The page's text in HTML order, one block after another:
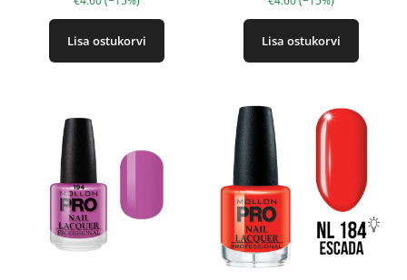
Lisa ostukorvi Lisa ostukorvi